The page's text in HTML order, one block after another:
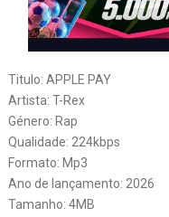
Titulo: APPLE PAY
Artista: T-Rex
Género: Rap
Qualidade: 224kbps
Formato: Mp3
Ano de lançamento: 2026
Tamanho: 4MB